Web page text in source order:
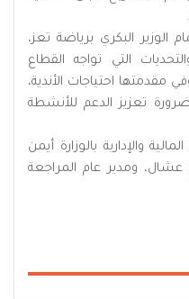
البكري برياضة تعز،
التي تواجه القطاع
مقدمتها احتياجات الأندية،
تعزيز الدعم للأنشطة
والإدارية بالوزارة أيمن
عشال، ومدير عام المراجعة